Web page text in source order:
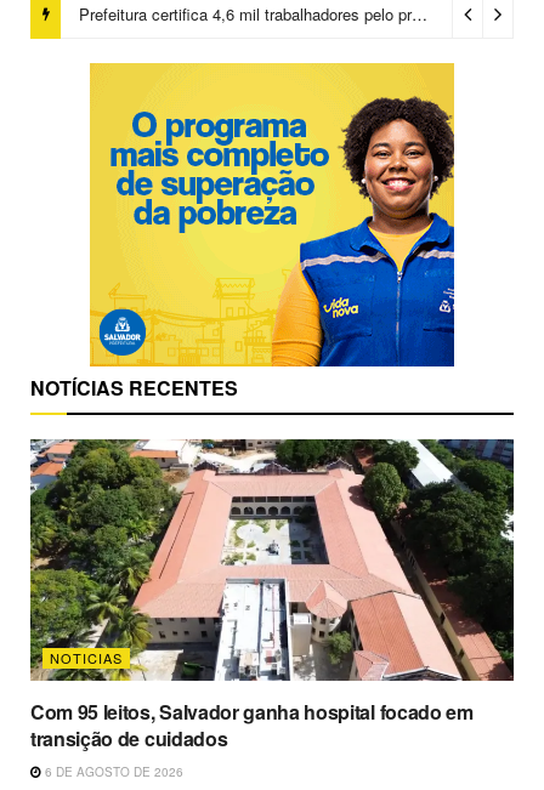
Prefeitura certifica 4,6 mil trabalhadores pelo programa Treinar para Empregar e realiza Feirão de Empregabilidade
NOTÍCIAS RECENTES
NOTICIAS
Com 95 leitos, Salvador ganha hospital focado em
transição de cuidados
6 DE AGOSTO DE 2026